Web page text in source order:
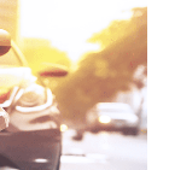
を通じて取得
まの識別子、